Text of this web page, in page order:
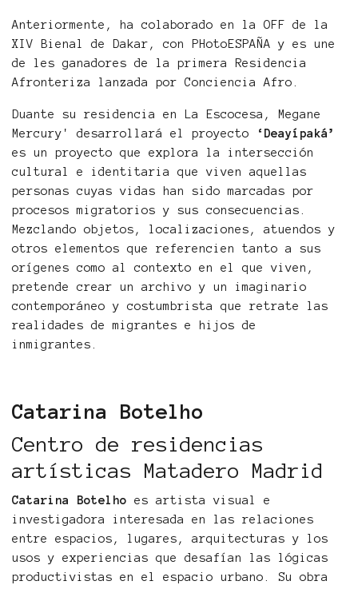
Anteriormente, ha colaborado en la OFF de la
XIV Bienal de Dakar, con PHotoESPAÑA y es une
de les ganadores de la primera Residencia
Afronteriza lanzada por Conciencia Afro.
Duante su residencia en La Escocesa, Megane
Mercury' desarrollará el proyecto
‘Deayípaká’
es un proyecto que explora la intersección
cultural e identitaria que viven aquellas
personas cuyas vidas han sido marcadas por
procesos migratorios y sus consecuencias.
Mezclando objetos, localizaciones, atuendos y
otros elementos que referencien tanto a sus
orígenes como al contexto en el que viven,
pretende crear un archivo y un imaginario
contemporáneo y costumbrista que retrate las
realidades de migrantes e hijos de
inmigrantes.
Catarina Botelho
Centro de residencias
artísticas Matadero Madrid
Catarina Botelho es artista visual e
investigadora interesada en las relaciones
entre espacios, lugares, arquitecturas y los
usos y experiencias que desafían las lógicas
productivistas en el espacio urbano. Su obra